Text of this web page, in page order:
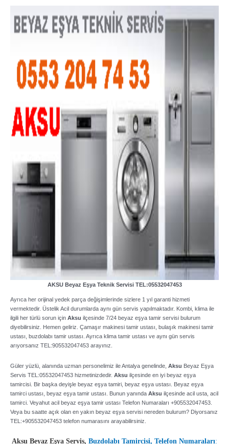
AKSU Beyaz Eşya Teknik Servisi TEL:05532047453
Ayrıca her orijinal yedek parça değişimlerinde sizlere 1 yıl garanti hizmeti
vermektedir. Üstelik Acil durumlarda aynı gün servis yapılmaktadır. Kombi, klima ile
ilgili her türlü sorun için Aksu ilçesinde 7/24 beyaz eşya tamir servisi bulurum
diyebilirsiniz. Hemen geliriz. Çamaşır makinesi tamir ustası, bulaşık makinesi tamir
ustası, buzdolabı tamir ustası. Ayrıca klima tamir ustası ve aynı gün servis
arıyorsanız TEL:905532047453 arayınız.
Güler yüzlü, alanında uzman personelimiz ile Antalya genelinde, Aksu Beyaz Eşya
Servis TEL:05532047453 hizmetinizdedir. Aksu ilçesinde en iyi beyaz eşya
tamircisi. Bir başka deyişle beyaz eşya tamiri, beyaz eşya ustası. Beyaz eşya
tamirci ustası, beyaz eşya tamir ustası. Bunun yanında Aksu ilçesinde acil usta, acil
tamirci. Veyahut acil beyaz eşya tamir ustası Telefon Numaraları +905532047453.
Veya bu saatte açık olan en yakın beyaz eşya servisi nereden bulurum? Diyorsanız
TEL:+905532047453 telefon numarasını arayabilirsiniz.
Aksu Beyaz Eşya Servis, Buzdolabı Tamircisi, Telefon Numaraları: